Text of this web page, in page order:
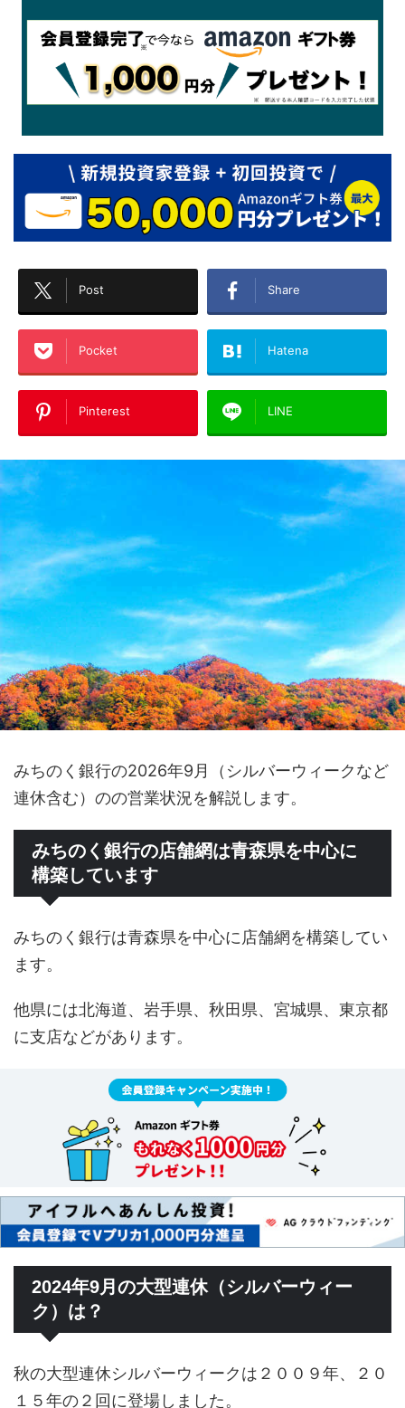
Post Share
Pocket Hatena
Pinterest LINE
みちのく銀行の2026年9月（シルバーウィークなど
連休含む）のの営業状況を解説します。
みちのく銀行の店舗網は青森県を中心に
構築しています
みちのく銀行は青森県を中心に店舗網を構築してい
ます。
他県には北海道、岩手県、秋田県、宮城県、東京都
に支店などがあります。
2024年9月の大型連休（シルバーウィー
ク）は？
秋の大型連休シルバーウィークは２００９年、２０
１５年の２回に登場しました。